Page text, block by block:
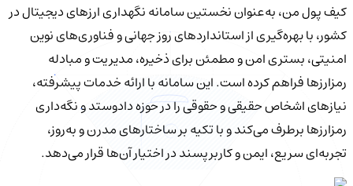
کیف‌ پول من، به‌عنوان نخستین سامانه نگهداری ارزهای دیجیتال در
کشور، با بهره‌گیری از استانداردهای روز جهانی و فناوری‌های نوین
امنیتی، بستری امن و مطمئن برای ذخیره، مدیریت و مبادله
رمزارزها فراهم کرده است. این سامانه با ارائه خدمات پیشرفته،
نیازهای اشخاص حقیقی و حقوقی را در حوزه دادوستد و نگه‌داری
رمزارزها برطرف می‌کند و با تکیه بر ساختارهای مدرن و به‌روز،
تجربه‌ای سریع، ایمن و کاربرپسند در اختیار آن‌ها قرار می‌دهد.